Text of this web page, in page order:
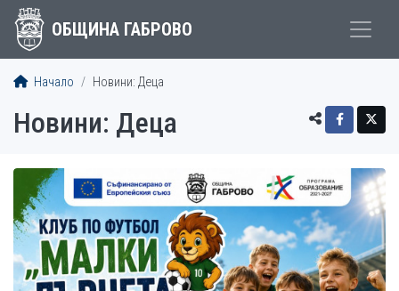
ОБЩИНА ГАБРОВО
Начало Новини: Деца
Новини: Деца
СТАТИИ